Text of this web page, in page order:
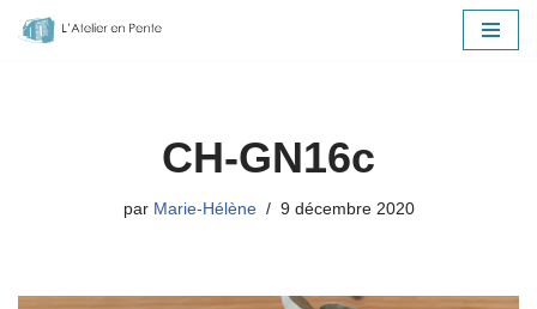
CH-GN16c
par Marie-Hélène 9 décembre 2020